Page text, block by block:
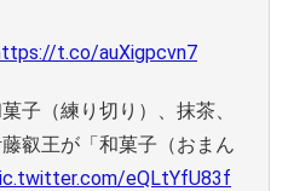
t.co/auXigpcvn7
子（練り切り）、抹茶、
叡王が「和菓子（おまん
eQLtYfU83f